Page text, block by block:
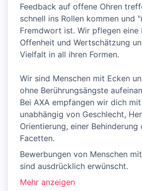
Feedback auf offene Ohren
schnell ins Rollen kommen und
Fremdwort ist. Wir pflegen eine
Offenheit und Wertschätzung
Vielfalt in all ihren Formen.
Wir sind Menschen mit Ecken
ohne Berührungsängste
Bei AXA empfangen wir dich
unabhängig von Geschlecht,
Orientierung, einer Behinderung
Facetten.
Bewerbungen von Menschen
sind ausdrücklich erwünscht.
Mehr anzeigen